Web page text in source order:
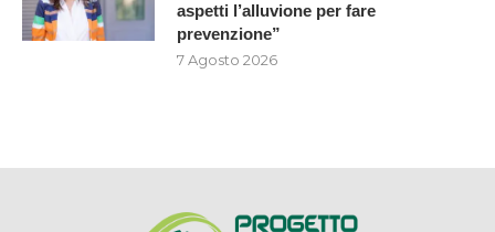
aspetti l’alluvione per fare
prevenzione”
7 Agosto 2026